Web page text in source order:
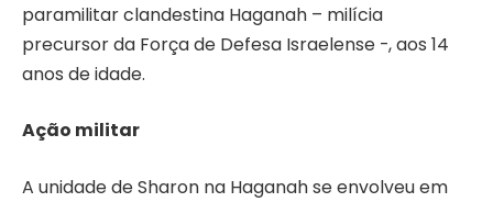
paramilitar clandestina Haganah – milícia
precursor da Força de Defesa Israelense -, aos 14
anos de idade.
Ação militar
A unidade de Sharon na Haganah se envolveu em